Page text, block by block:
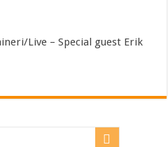
Live – Special guest Erik